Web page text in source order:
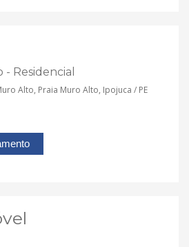
Residencial
Alto, Praia Muro Alto, Ipojuca / PE